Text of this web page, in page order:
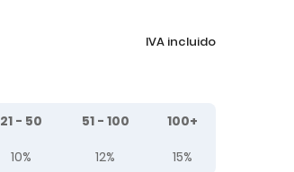
IVA incluido
21 - 50 51 - 100
100+
10% 12% 15%